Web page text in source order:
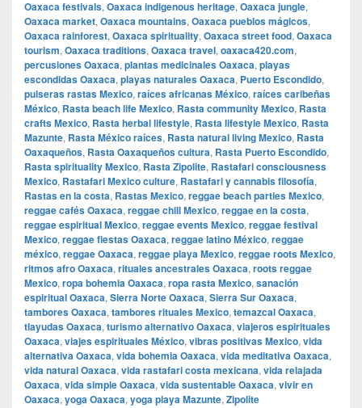
Oaxaca festivals, Oaxaca indigenous heritage, Oaxaca jungle,
Oaxaca market, Oaxaca mountains, Oaxaca pueblos mágicos,
Oaxaca rainforest, Oaxaca spirituality, Oaxaca street food, Oaxaca
tourism, Oaxaca traditions, Oaxaca travel, oaxaca420.com,
percusiones Oaxaca, plantas medicinales Oaxaca, playas
escondidas Oaxaca, playas naturales Oaxaca, Puerto Escondido,
pulseras rastas Mexico, raíces africanas México, raíces caribeñas
México, Rasta beach life Mexico, Rasta community Mexico, Rasta
crafts Mexico, Rasta herbal lifestyle, Rasta lifestyle Mexico, Rasta
Mazunte, Rasta México raíces, Rasta natural living Mexico, Rasta
Oaxaqueños, Rasta Oaxaqueños cultura, Rasta Puerto Escondido,
Rasta spirituality Mexico, Rasta Zipolite, Rastafari consciousness
Mexico, Rastafari Mexico culture, Rastafari y cannabis filosofía,
Rastas en la costa, Rastas Mexico, reggae beach parties Mexico,
reggae cafés Oaxaca, reggae chill Mexico, reggae en la costa,
reggae espiritual Mexico, reggae events Mexico, reggae festival
Mexico, reggae fiestas Oaxaca, reggae latino México, reggae
méxico, reggae Oaxaca, reggae playa Mexico, reggae roots Mexico,
ritmos afro Oaxaca, rituales ancestrales Oaxaca, roots reggae
Mexico, ropa bohemia Oaxaca, ropa rasta Mexico, sanación
espiritual Oaxaca, Sierra Norte Oaxaca, Sierra Sur Oaxaca,
tambores Oaxaca, tambores rituales Mexico, temazcal Oaxaca,
tlayudas Oaxaca, turismo alternativo Oaxaca, viajeros espirituales
Oaxaca, viajes espirituales México, vibras positivas Mexico, vida
alternativa Oaxaca, vida bohemia Oaxaca, vida meditativa Oaxaca,
vida natural Oaxaca, vida rastafari costa mexicana, vida relajada
Oaxaca, vida simple Oaxaca, vida sustentable Oaxaca, vivir en
Oaxaca, yoga Oaxaca, yoga playa Mazunte, Zipolite